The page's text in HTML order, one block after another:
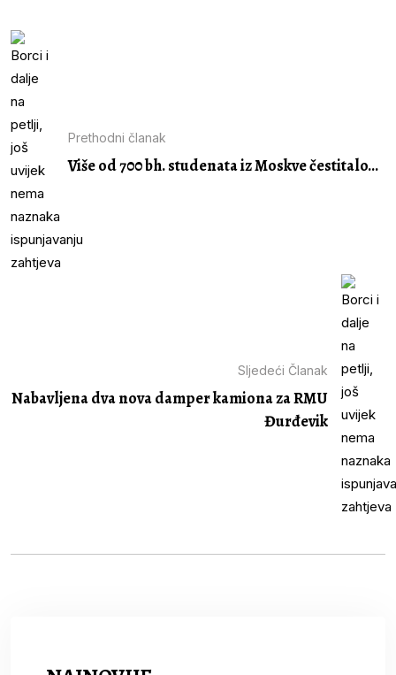
Prethodni članak
Više od 700 bh. studenata iz Moskve čestitalo...
Sljedeći Članak
Nabavljena dva nova damper kamiona za RMU
Đurđevik